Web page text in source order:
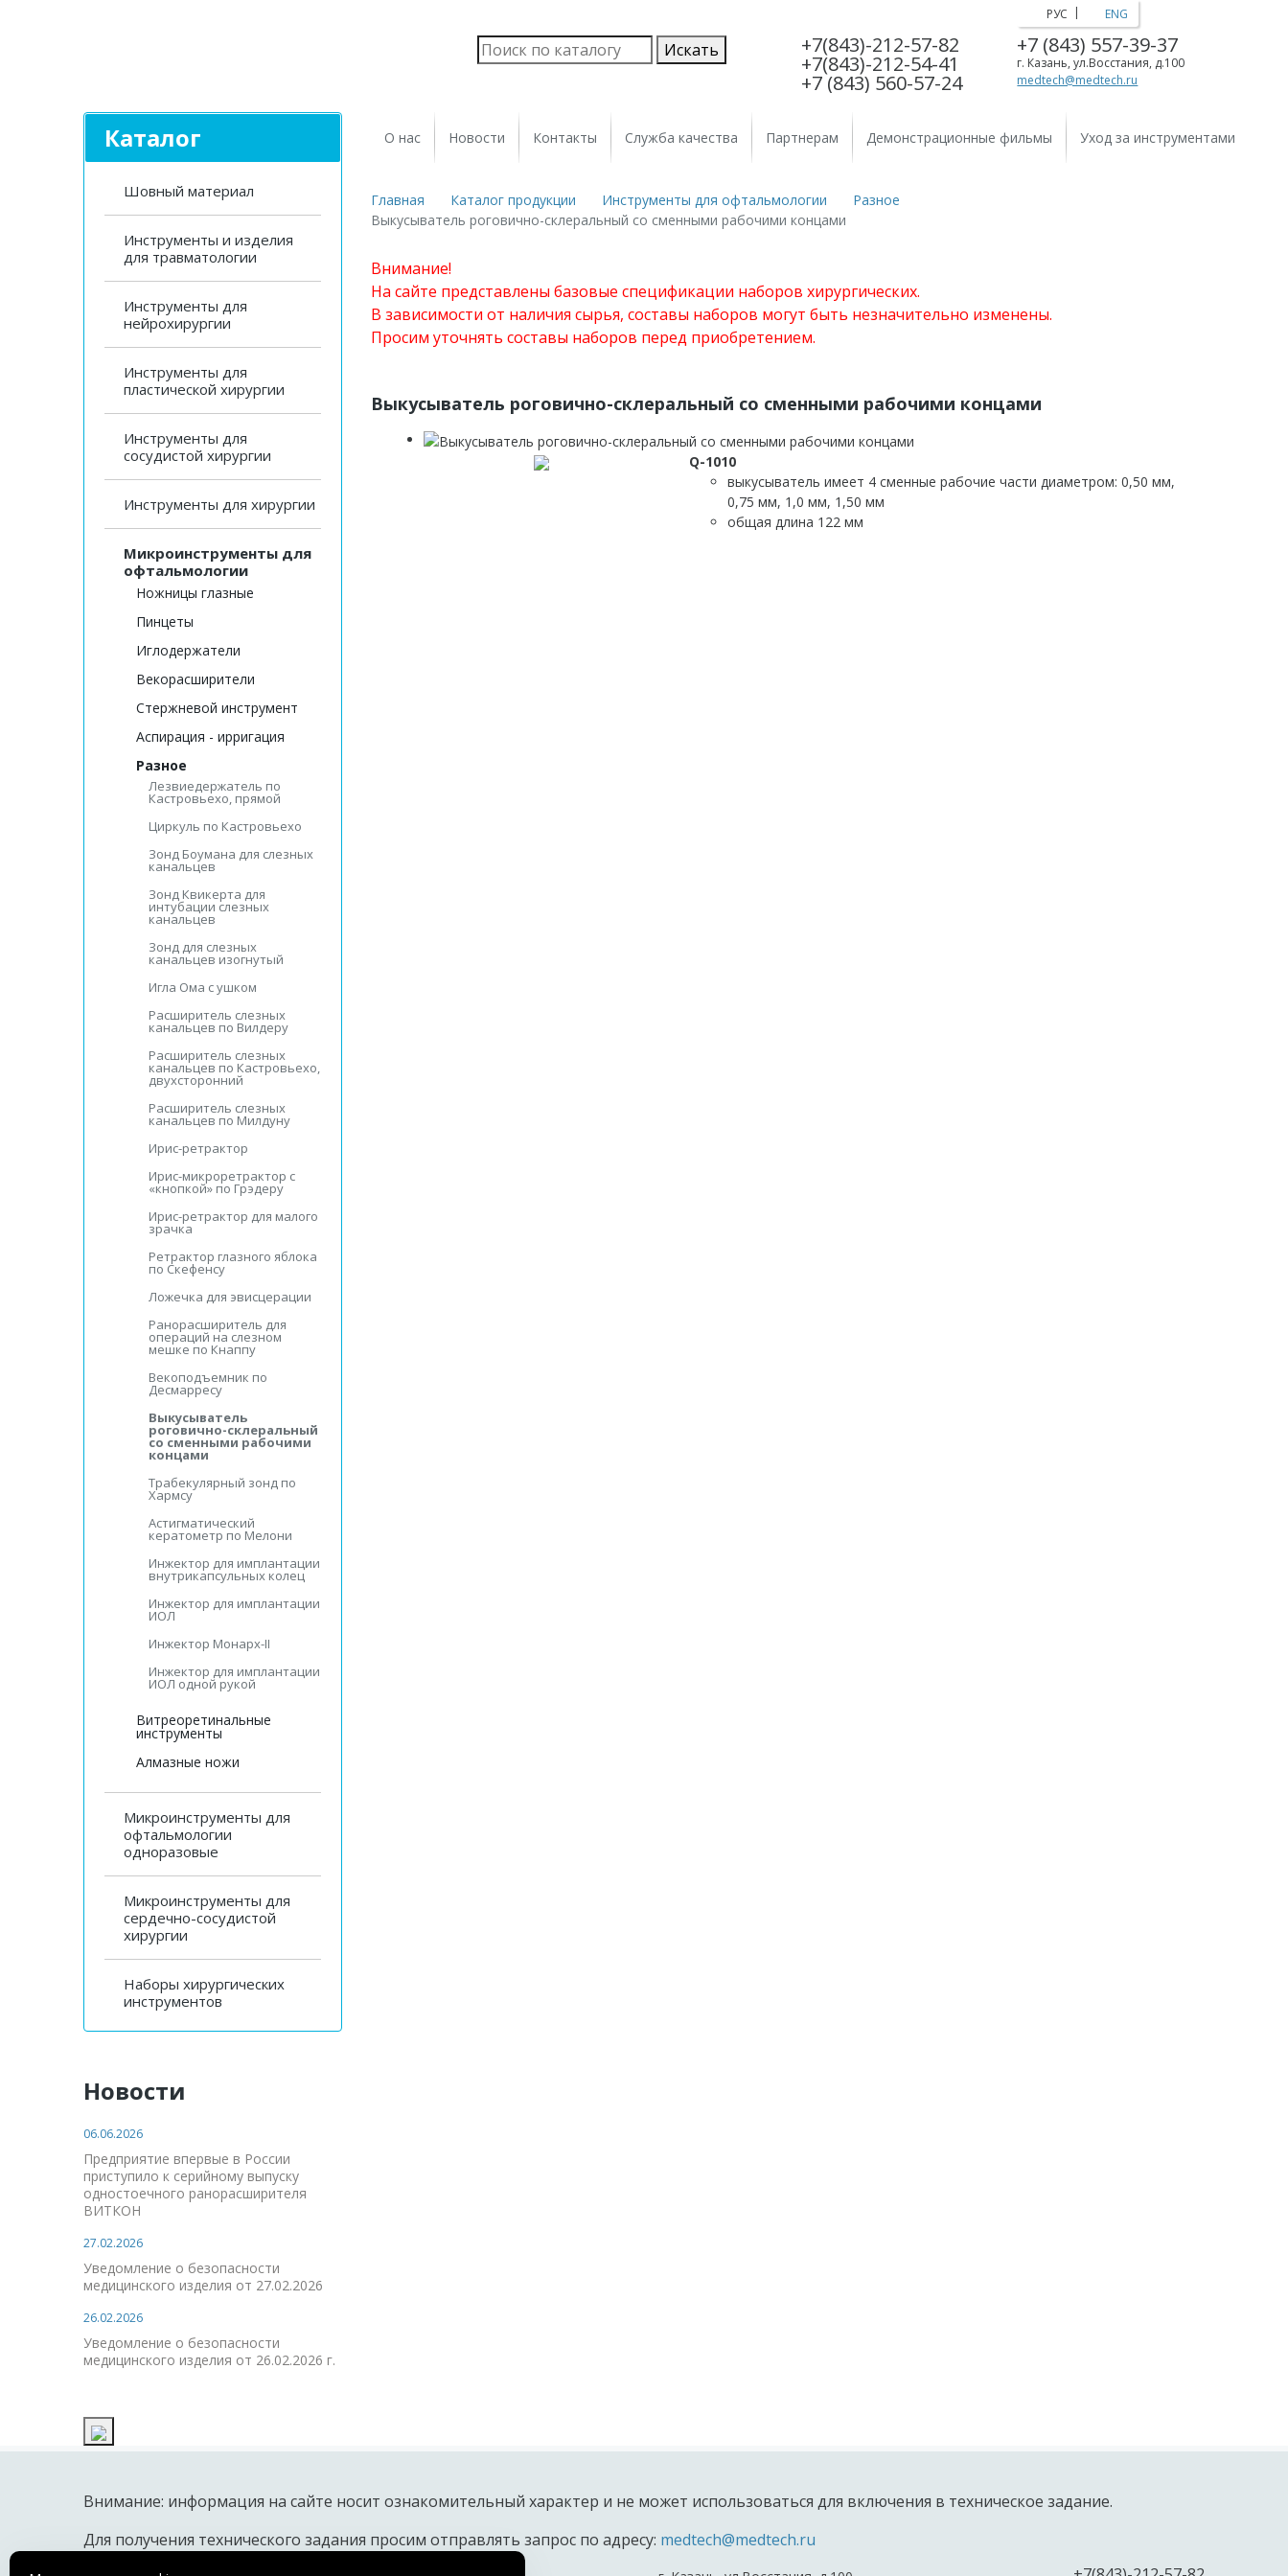
+7(843)-212-57-82
+7(843)-212-54-41
+7 (843) 560-57-24
РУС | ENG
+7 (843) 557-39-37
г. Казань, ул.Восстания, д.100
medtech@medtech.ru
Каталог
Шовный материал
Инструменты и изделия
для травматологии
Инструменты для
нейрохирургии
Инструменты для
пластической хирургии
Инструменты для
сосудистой хирургии
Инструменты для хирургии
Микроинструменты для
офтальмологии
Ножницы глазные
Пинцеты
Иглодержатели
Векорасширители
Стержневой инструмент
Аспирация - ирригация
Разное
Лезвиедержатель по
Кастровьехо, прямой
Циркуль по Кастровьехо
Зонд Боумана для слезных
канальцев
Зонд Квикерта для
интубации слезных
канальцев
Зонд для слезных
канальцев изогнутый
Игла Ома с ушком
Расширитель слезных
канальцев по Вилдеру
Расширитель слезных
канальцев по Кастровьехо,
двухсторонний
Расширитель слезных
канальцев по Милдуну
Ирис-ретрактор
Ирис-микроретрактор с
«кнопкой» по Грэдеру
Ирис-ретрактор для малого
зрачка
Ретрактор глазного яблока
по Скефенсу
Ложечка для эвисцерации
Ранорасширитель для
операций на слезном
мешке по Кнаппу
Векоподъемник по
Десмарресу
Выкусыватель
роговично-склеральный
со сменными рабочими
концами
Трабекулярный зонд по
Хармсу
Астигматический
кератометр по Мелони
Инжектор для имплантации
внутрикапсульных колец
Инжектор для имплантации
ИОЛ
Инжектор Монарх-II
Инжектор для имплантации
ИОЛ одной рукой
Витреоретинальные
инструменты
Алмазные ножи
Микроинструменты для
офтальмологии
одноразовые
Микроинструменты для
сердечно-сосудистой
хирургии
Наборы хирургических
инструментов
Новости
06.06.2026
Предприятие впервые в России
приступило к серийному выпуску
одностоечного ранорасширителя
ВИТКОН
27.02.2026
Уведомление о безопасности
медицинского изделия от 27.02.2026
26.02.2026
Уведомление о безопасности
медицинского изделия от 26.02.2026 г.
О нас Новости Контакты Служба качества Партнерам Демонстрационные фильмы Уход за инструментами
Главная Каталог продукции Инструменты для офтальмологии
Разное
Выкусыватель роговично-склеральный со сменными рабочими концами
Внимание!
На сайте представлены базовые спецификации наборов хирургических.
В зависимости от наличия сырья, составы наборов могут быть незначительно изменены.
Просим уточнять составы наборов перед приобретением.
Выкусыватель роговично-склеральный со сменными рабочими концами
Q-1010
выкусыватель имеет 4 сменные рабочие части диаметром: 0,50 мм,
0,75 мм, 1,0 мм, 1,50 мм
общая длина 122 мм
Внимание: информация на сайте носит ознакомительный характер и не может использоваться для включения в техническое задание.
Для получения технического задания просим отправлять запрос по адресу: medtech@medtech.ru